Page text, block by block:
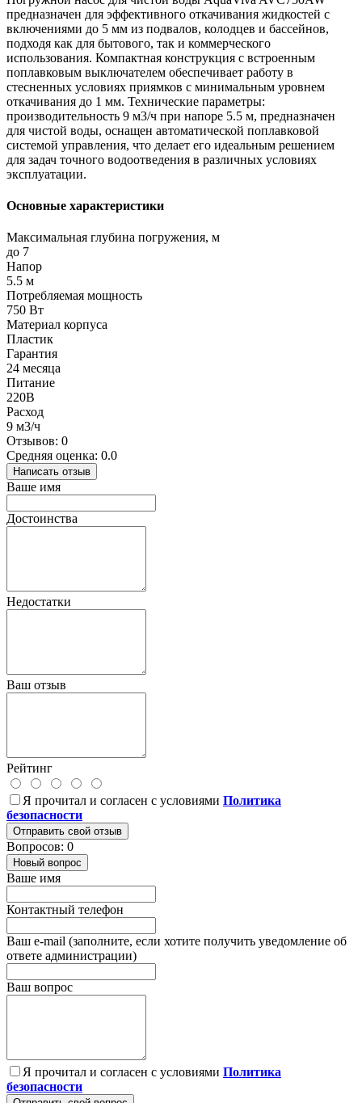
предназначен для эффективного откачивания жидкостей с
включениями до 5 мм из подвалов, колодцев и бассейнов,
подходя как для бытового, так и коммерческого
использования. Компактная конструкция с встроенным
поплавковым выключателем обеспечивает работу в
стесненных условиях приямков с минимальным уровнем
откачивания до 1 мм. Технические параметры:
производительность 9 м3/ч при напоре 5.5 м, предназначен
для чистой воды, оснащен автоматической поплавковой
системой управления, что делает его идеальным решением
для задач точного водоотведения в различных условиях
эксплуатации.
Основные характеристики
Максимальная глубина погружения, м
до 7
Напор
5.5 м
Потребляемая мощность
750 Вт
Материал корпуса
Пластик
Гарантия
24 месяца
Питание
220В
Расход
9 м3/ч
Отзывов: 0
Средняя оценка: 0.0
Написать отзыв
Ваше имя
Достоинства
Недостатки
Ваш отзыв
Рейтинг
Я прочитал и согласен с условиями Политика
безопасности
Отправить свой отзыв
Вопросов: 0
Новый вопрос
Ваше имя
Контактный телефон
Ваш e-mail (заполните, если хотите получить уведомление об
ответе администрации)
Ваш вопрос
Я прочитал и согласен с условиями Политика
безопасности